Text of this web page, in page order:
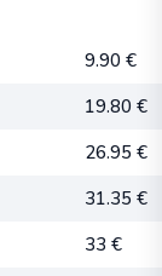
9.90 €
19.80 €
26.95 €
31.35 €
33 €